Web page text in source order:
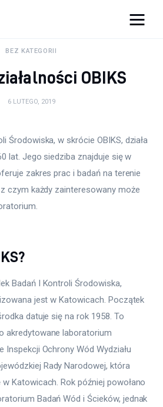
BEZ KATEGORII
OBIKS
6 LUTEGO, 2019
Środowiska, w skrócie OBIKS, działa
lat. Jego siedziba znajduje się w
zakres prac i badań na terenie
czym każdy zainteresowany może
Badań I Kontroli Środowiska,
jest w Katowicach. Początek
datuje się na rok 1958. To
akredytowane laboratorium
Inspekcji Ochrony Wód Wydziału
Rady Narodowej, która
Katowicach. Rok później powołano
Badań Wód i Ścieków, jednak